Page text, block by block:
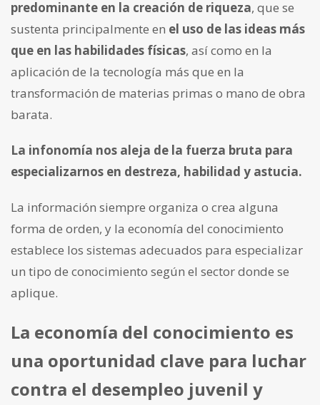
predominante en la creación de riqueza, que se
sustenta principalmente en el uso de las ideas más
que en las habilidades físicas, así como en la
aplicación de la tecnología más que en la
transformación de materias primas o mano de obra
barata.
La infonomía nos aleja de la fuerza bruta para
especializarnos en destreza, habilidad y astucia.
La información siempre organiza o crea alguna
forma de orden, y la economía del conocimiento
establece los sistemas adecuados para especializar
un tipo de conocimiento según el sector donde se
aplique.
La economía del conocimiento es
una oportunidad clave para luchar
contra el desempleo juvenil y